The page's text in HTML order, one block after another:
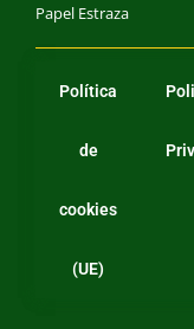
Papel Estraza
Política
de
cookies
(UE)